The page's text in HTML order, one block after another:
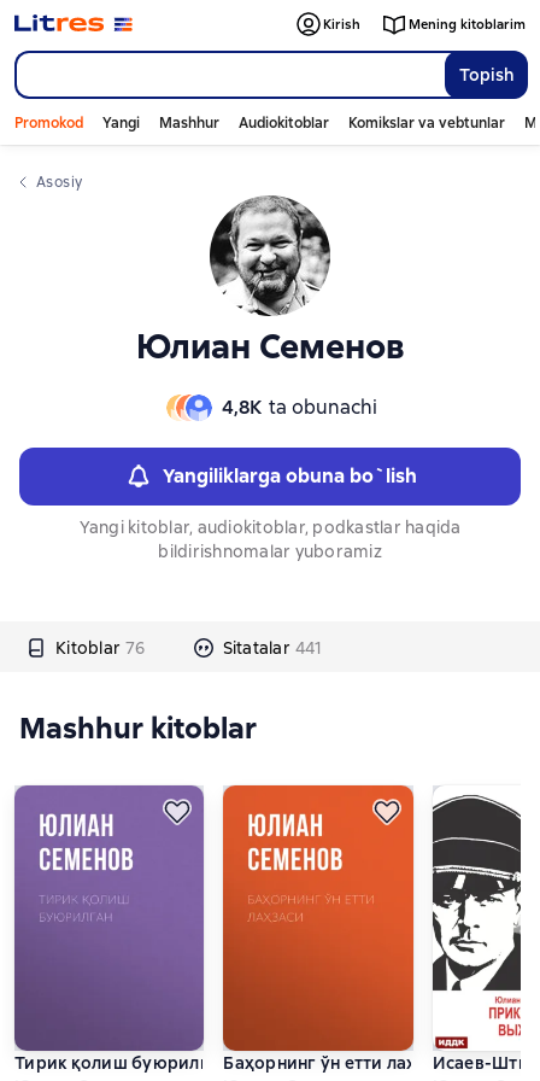
Topish
Kirish Mening kitoblarim
Promokod Yangi Mashhur Audiokitoblar Komikslar va vebtunlar
Asosiy
Юлиан Семенов
4,8К ta obunachi
Yangiliklarga obuna bo`lish
Yangi kitoblar, audiokitoblar, podkastlar haqida
bildirishnomalar yuboramiz
Kitoblar 76 Sitatalar 441
Слайдер с книгами
Mashhur kitoblar
Тирик қолиш буюрилганБаҳорнинг ўн етти лаҳзасиИсаев-
Слайдер с книгами